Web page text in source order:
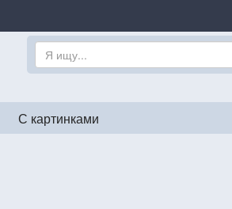
С картинками